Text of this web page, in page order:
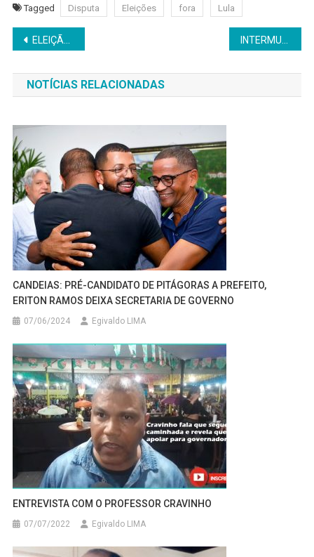
Tagged Disputa Eleições fora Lula
Navegação
de
Post
ELEIÇÃO 2018: NEM DO CAÍPE E EVANDRO APRESENTAM SEUS CANDIDATOS INTERMUNICIPAL: CONFIRA OS JOGOS DA 4ª RODADA
NOTÍCIAS RELACIONADAS
CANDEIAS: PRÉ-CANDIDATO DE PITÁGORAS A PREFEITO,
ERITON RAMOS DEIXA SECRETARIA DE GOVERNO
07/06/2024 Egivaldo LIMA
ENTREVISTA COM O PROFESSOR CRAVINHO
07/07/2022 Egivaldo LIMA